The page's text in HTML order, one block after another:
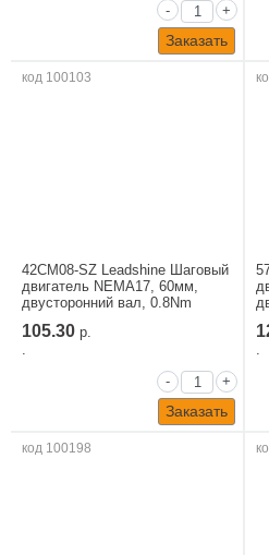
-
+
Заказать
код 100103
42CM08-SZ Leadshine Шаговый
двигатель NEMA17, 60мм,
двусторонний вал, 0.8Nm
105.30 р.
-
+
Заказать
код 100198